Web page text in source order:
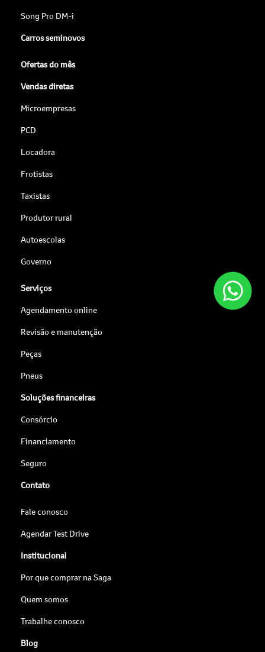
Song Pro DM-i
Carros seminovos
Ofertas do mês
Vendas diretas
Microempresas
PCD
Locadora
Frotistas
Taxistas
Produtor rural
Autoescolas
Governo
Serviços
Agendamento online
Revisão e manutenção
Peças
Pneus
Soluções financeiras
Consórcio
Financiamento
Seguro
Contato
Fale conosco
Agendar Test Drive
Institucional
Por que comprar na Saga
Quem somos
Trabalhe conosco
Blog